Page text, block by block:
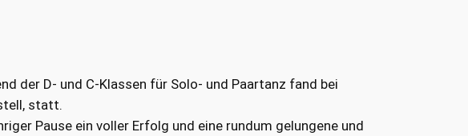
der D- und C-Klassen für Solo- und Paartanz fand bei
statt.
Pause ein voller Erfolg und eine rundum gelungene und